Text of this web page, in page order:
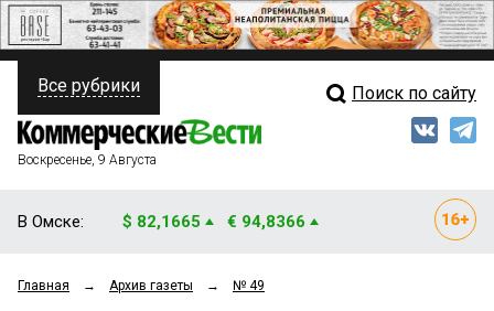
ПОЛИТИКА
ФИНАНСЫ
ОБЩЕСТВО
Свежий выпуск
Все рубрики Поиск по сайту
Воскресенье, 9 Августа
В Омске: $ 82,1665 € 94,8366
Главная → Архив газеты → № 49